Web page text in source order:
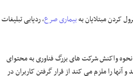
کردن مبتلایان بهبیماری صرع، ردیابی تبلیغات
واکنش شرکت های بزرگ فناوری به محتوای
را ملزم می کند از قرار گرفتن کاربران در